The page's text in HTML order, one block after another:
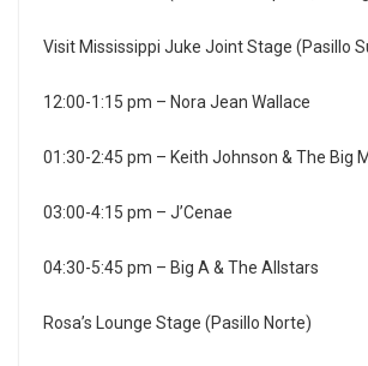
Visit Mississippi Juke Joint Stage (Pasillo
12:00-1:15 pm – Nora Jean Wallace
01:30-2:45 pm – Keith Johnson & The Big
03:00-4:15 pm – J’Cenae
04:30-5:45 pm – Big A & The Allstars
Rosa’s Lounge Stage (Pasillo Norte)